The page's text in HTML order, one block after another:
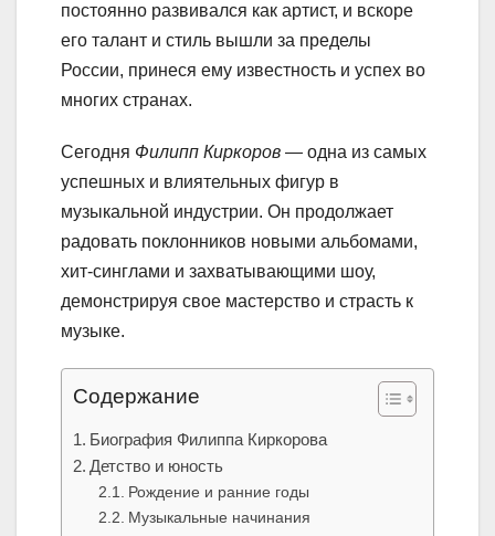
постоянно развивался как артист, и вскоре
его талант и стиль вышли за пределы
России, принеся ему известность и успех во
многих странах.
Сегодня Филипп Киркоров — одна из самых
успешных и влиятельных фигур в
музыкальной индустрии. Он продолжает
радовать поклонников новыми альбомами,
хит-синглами и захватывающими шоу,
демонстрируя свое мастерство и страсть к
музыке.
Содержание
Биография Филиппа Киркорова
Детство и юность
Рождение и ранние годы
Музыкальные начинания